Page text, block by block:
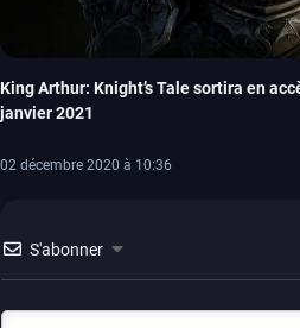
King Arthur: Knight’s Tale sortira en
janvier 2021
02 décembre 2020 à 10:36
S'abonner